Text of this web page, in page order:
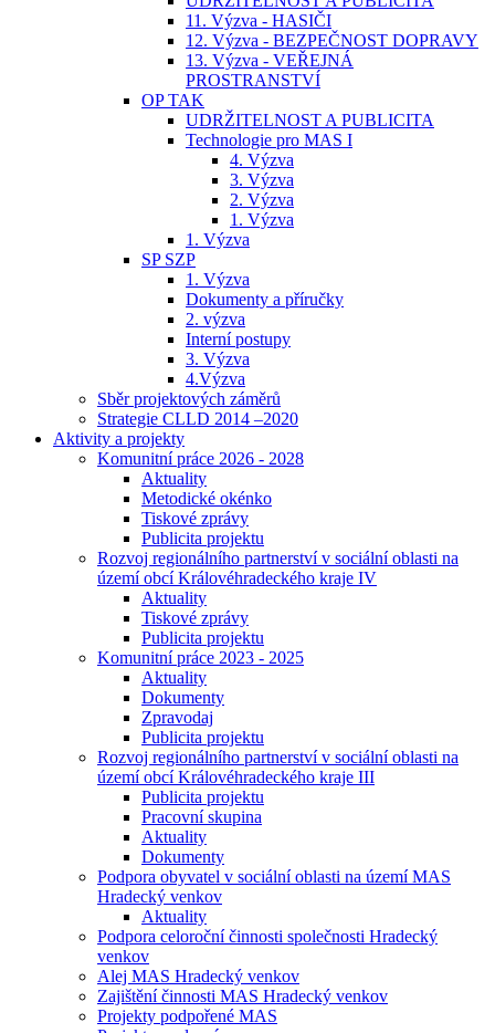
11. Výzva - HASIČI
12. Výzva - BEZPEČNOST DOPRAVY
13. Výzva - VEŘEJNÁ
PROSTRANSTVÍ
OP TAK
UDRŽITELNOST A PUBLICITA
Technologie pro MAS I
4. Výzva
3. Výzva
2. Výzva
1. Výzva
1. Výzva
SP SZP
1. Výzva
Dokumenty a příručky
2. výzva
Interní postupy
3. Výzva
4.Výzva
Sběr projektových záměrů
Strategie CLLD 2014 –2020
Aktivity a projekty
Komunitní práce 2026 - 2028
Aktuality
Metodické okénko
Tiskové zprávy
Publicita projektu
Rozvoj regionálního partnerství v sociální oblasti na
území obcí Královéhradeckého kraje IV
Aktuality
Tiskové zprávy
Publicita projektu
Komunitní práce 2023 - 2025
Aktuality
Dokumenty
Zpravodaj
Publicita projektu
Rozvoj regionálního partnerství v sociální oblasti na
území obcí Královéhradeckého kraje III
Publicita projektu
Pracovní skupina
Aktuality
Dokumenty
Podpora obyvatel v sociální oblasti na území MAS
Hradecký venkov
Aktuality
Podpora celoroční činnosti společnosti Hradecký
venkov
Alej MAS Hradecký venkov
Zajištění činnosti MAS Hradecký venkov
Projekty podpořené MAS